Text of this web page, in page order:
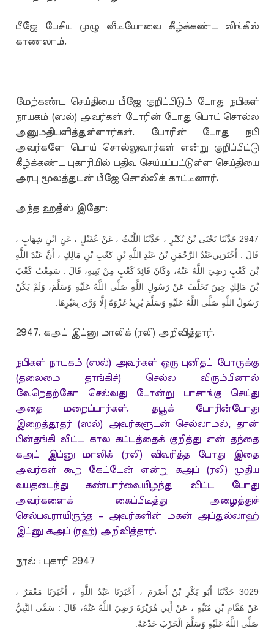
பீஜே பேசிய முழு வீடியோவை கீழ்க்கண்ட லிங்கில்
காணலாம்.
மேற்கண்ட செய்தியை பீஜே குறிப்பிடும் போது நபிகள்
நாயகம் (ஸல்) அவர்கள் போரின் போது பொய் சொல்ல
அனுமதியளித்துள்ளார்கள். போரின் போது நபி
அவர்களே பொய் சொல்லுவார்கள் என்று குறிப்பிட்டு
கீழ்க்கண்ட புகாரியில் பதிவு செய்யப்பட்டுள்ள செய்தியை
அரபு மூலத்துடன் பீஜே சொல்லிக் காட்டினார்.
அந்த ஹதீஸ் இதோ:
2947 حَدَّثَنَا يَحْيَى بْنُ بُكَيْرٍ ، حَدَّثَنَا اللَّيْثُ ، عَنْ عُقَيْلٍ ، عَنِ ابْنِ شِهَابٍ ،
قَالَ : أَخْبَرَنِيعَبْدُ الرَّحْمَنِ بْنُ عَبْدِ اللَّهِ بْنِ كَعْبِ بْنِ مَالِكٍ ، أَنَّ عَبْدَ اللَّهِ
بْنَ كَعْبٍ رَضِيَ اللَّهُ عَنْهُ، وَكَانَ قَائِدَ كَعْبٍ مِنْ بَنِيهِ، قَالَ : سَمِعْتُ كَعْبَ
بْنَ مَالِكٍ حِينَ تَخَلَّفَ عَنْ رَسُولِ اللَّهِ صَلَّى اللَّهُ عَلَيْهِ وَسَلَّمَ، وَلَمْ يَكُنْ
رَسُولُ اللَّهِ صَلَّى اللَّهُ عَلَيْهِ وَسَلَّمَ يُرِيدُ غَزْوَةً إِلَّا وَرَّى بِغَيْرِهَا
2947. கஅப் இப்னு மாலிக் (ரலி) அறிவித்தார்.
நபிகள் நாயகம் (ஸல்) அவர்கள் ஒரு புனிதப் போருக்கு
(தலைமை தாங்கிச்) செல்ல விரும்பினால்
வேறெதற்கோ செல்வது போன்று பாசாங்கு செய்து
அதை மறைப்பார்கள். தபூக் போரின்போது
இறைத்தூதர் (ஸல்) அவர்களுடன் செல்லாமல், தான்
பின்தங்கி விட்ட கால கட்டத்தைக் குறித்து என் தந்தை
கஅப் இப்னு மாலிக் (ரலி) விவரித்த போது இதை
அவர்கள் கூற கேட்டேன் என்று கஅப் (ரலி) முதிய
வயதடைந்து கண்பார்வையிழந்து விட்ட போது
அவர்களைக் கைப்பிடித்து அழைத்துச்
செல்பவராயிருந்த – அவர்களின் மகன் அப்துல்லாஹ்
இப்னு கஅப் (ரஹ்) அறிவித்தார்.
நூல் : புகாரி 2947
3029 حَدَّثَنَا أَبُو بَكْرِ بْنُ أَصْرَمَ ، أَخْبَرَنَا عَبْدُ اللَّهِ ، أَخْبَرَنَا مَعْمَرٌ
،
عَنْ هَمَّامِ بْنِ مُنَبِّهٍ ، عَنْ أَبِي هُرَيْرَةَ رَضِيَ اللَّهُ عَنْهُ، قَالَ : سَمَّى النَّبِيُّ
صَلَّى اللَّهُ عَلَيْهِ وَسَلَّمَ الْحَرْبَ خَدْعَةً